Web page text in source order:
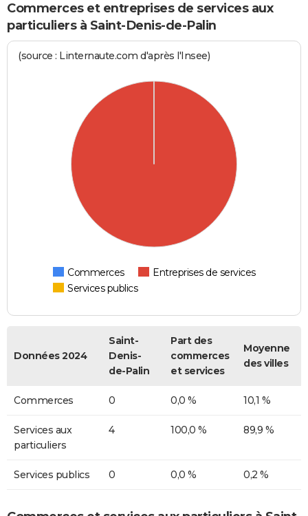
Commerces et entreprises de services aux
particuliers à Saint-Denis-de-Palin
(source : Linternaute.com d'après l'Insee)
Commerces
Entreprises de services
Services publics
Données 2024
Saint-
Denis-
de-Palin
Part des
commerces
et services
Moyenne
des villes
Commerces 0 0,0 % 10,1 %
Services aux
particuliers
4 100,0 % 89,9 %
Services publics 0 0,0 % 0,2 %